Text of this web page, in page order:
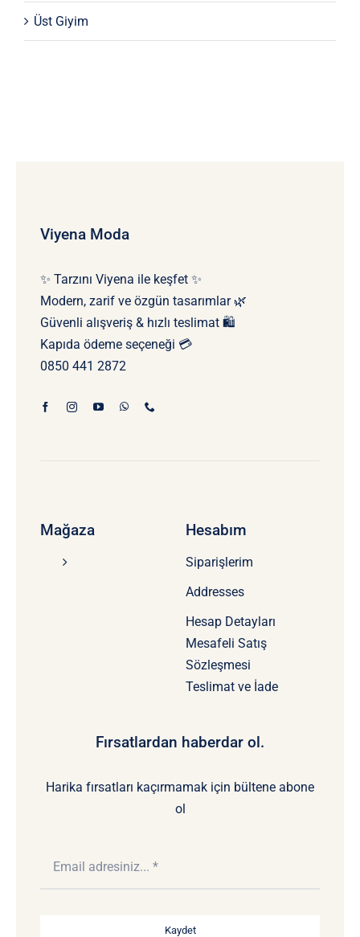
Üst Giyim
Viyena Moda
✨ Tarzını Viyena ile keşfet ✨
Modern, zarif ve özgün tasarımlar 🌿
Güvenli alışveriş & hızlı teslimat 🛍️
Kapıda ödeme seçeneği 💳
0850 441 2872
Mağaza Hesabım
Siparişlerim
Addresses
Hesap Detayları
Mesafeli Satış
Sözleşmesi
Teslimat ve İade
Fırsatlardan haberdar ol.
Harika fırsatları kaçırmamak için bültene abone
ol
Kaydet